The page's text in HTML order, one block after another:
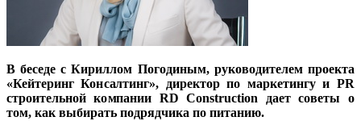
В беседе с Кириллом Погодиным, руководителем проекта
«Кейтеринг Консалтинг», директор по маркетингу и PR
строительной компании RD Construction дает советы о
том, как выбирать подрядчика по питанию.